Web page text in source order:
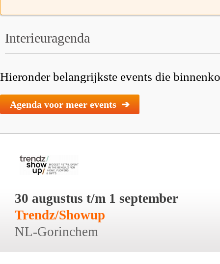
Interieuragenda
Hieronder belangrijkste events die
Agenda voor meer events ➔
30 augustus t/m 1 september
Trendz/Showup
NL-Gorinchem